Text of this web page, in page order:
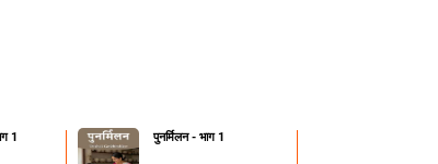
1 पुनर्मिलन - भाग 1